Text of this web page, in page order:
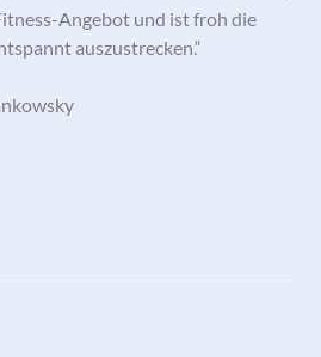
Angebot und ist froh die
auszustrecken.“